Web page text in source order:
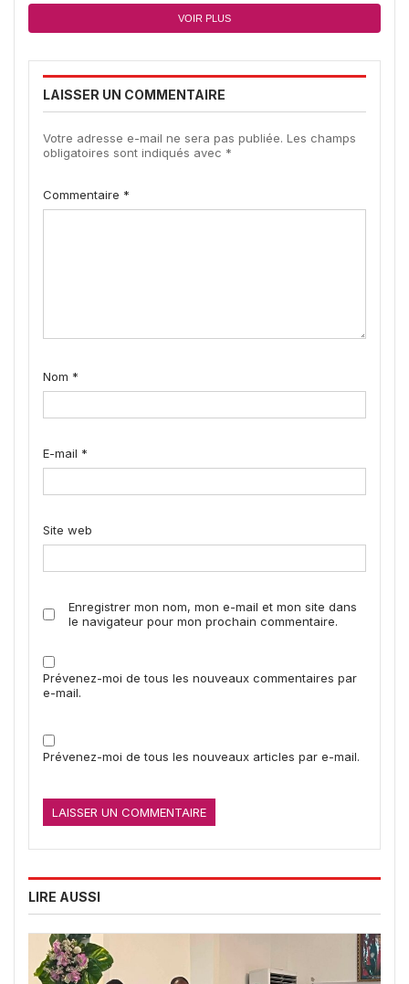
VOIR PLUS
LAISSER UN COMMENTAIRE
Votre adresse e-mail ne sera pas publiée. Les champs
obligatoires sont indiqués avec *
Commentaire *
Nom *
E-mail *
Site web
Enregistrer mon nom, mon e-mail et mon site dans
le navigateur pour mon prochain commentaire.
Prévenez-moi de tous les nouveaux commentaires par
e-mail.
Prévenez-moi de tous les nouveaux articles par e-mail.
LIRE AUSSI